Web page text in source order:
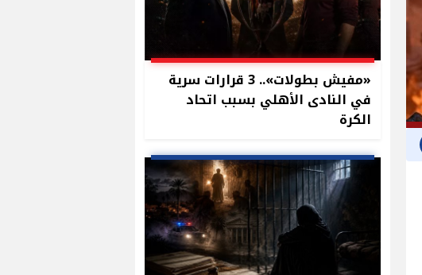
«مفيش بطولات».. 3 قرارات سرية
في النادى الأهلي بسبب اتحاد
الكرة